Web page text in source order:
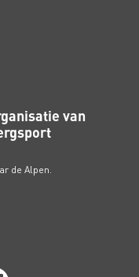
van
de Alpen.